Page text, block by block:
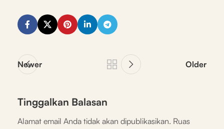
Newer Older
Tinggalkan Balasan
Alamat email Anda tidak akan dipublikasikan. Ruas